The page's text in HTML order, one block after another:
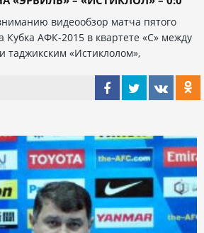
видеообзор матча пятого
Кубка АФК-2015 в квартете «С» между
таджикским «Истиклолом»,